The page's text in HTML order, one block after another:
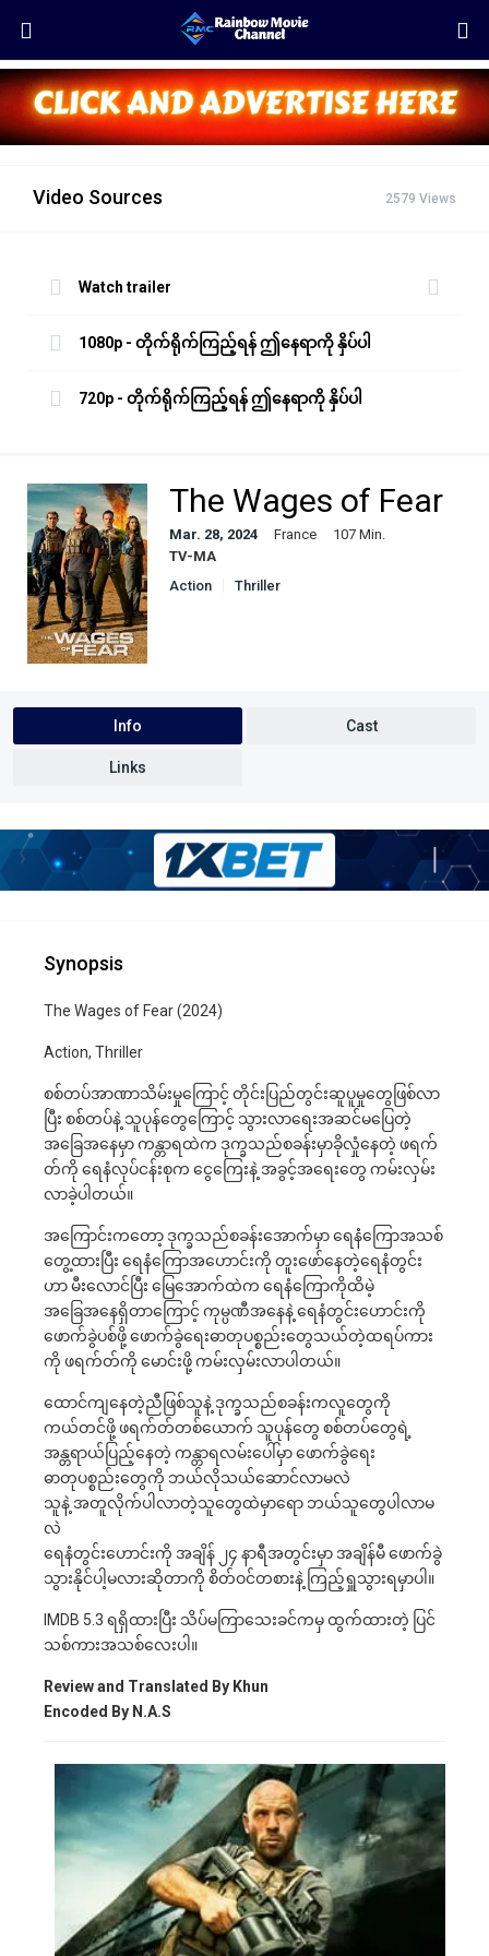
Video Sources 2579 Views
Watch trailer
1080p - တိုက်ရိုက်ကြည့်ရန် ဤနေရာကို နှိပ်ပါ
720p - တိုက်ရိုက်ကြည့်ရန် ဤနေရာကို နှိပ်ပါ
The Wages of Fear
Mar. 28, 2024 France
107 Min.
TV-MA
Action
Thriller
Info Cast
Links
Synopsis
The Wages of Fear (2024)
Action, Thriller
စစ်တပ်အာဏာသိမ်းမှုကြောင့် တိုင်းပြည်တွင်းဆူပူမှုတွေဖြစ်လာ
ပြီး စစ်တပ်နဲ့ သူပုန်တွေကြောင့် သွားလာရေးအဆင်မပြေတဲ့
အခြေအနေမှာ ကန္တာရထဲက ဒုက္ခသည်စခန်းမှာခိုလှုံနေတဲ့ ဖရက်
တ်ကို ရေနံလုပ်ငန်းစုက ငွေကြေးနဲ့ အခွင့်အရေးတွေ ကမ်းလှမ်း
လာခဲ့ပါတယ်။
အကြောင်းကတော့ ဒုက္ခသည်စခန်းအောက်မှာ ရေနံကြောအသစ်
တွေ့ထားပြီး ရေနံကြောအဟောင်းကို တူးဖော်နေတဲ့ရေနံတွင်း
ဟာ မီးလောင်ပြီး မြေအောက်ထဲက ရေနံကြောကိုထိမဲ့
အခြေအနေရှိတာကြောင့် ကုမ္ပဏီအနေနဲ့ ရေနံတွင်းဟောင်းကို
ဖောက်ခွဲပစ်ဖို့ ဖောက်ခွဲရေးဓာတုပစ္စည်းတွေသယ်တဲ့ထရပ်ကား
ကို ဖရက်တ်ကို မောင်းဖို့ ကမ်းလှမ်းလာပါတယ်။
ထောင်ကျနေတဲ့ညီဖြစ်သူနဲ့ ဒုက္ခသည်စခန်းကလူတွေကို
ကယ်တင်ဖို့ ဖရက်တ်တစ်ယောက် သူပုန်တွေ စစ်တပ်တွေရဲ့
အန္တရာယ်ပြည့်နေတဲ့ ကန္တာရလမ်းပေါ်မှာ ဖောက်ခွဲရေး
ဓာတုပစ္စည်းတွေကို ဘယ်လိုသယ်ဆောင်လာမလဲ
သူနဲ့ အတူလိုက်ပါလာတဲ့သူတွေထဲမှာရော ဘယ်သူတွေပါလာမ
လဲ
ရေနံတွင်းဟောင်းကို အချိန် ၂၄ နာရီအတွင်းမှာ အချိန်မီ ဖောက်ခွဲ
သွားနိုင်ပါ့မလားဆိုတာကို စိတ်ဝင်တစားနဲ့ ကြည့်ရှူသွားရမှာပါ။
IMDB 5.3 ရရှိထားပြီး သိပ်မကြာသေးခင်ကမှ ထွက်ထားတဲ့ ပြင်
သစ်ကားအသစ်လေးပါ။
Review and Translated By Khun
Encoded By N.A.S